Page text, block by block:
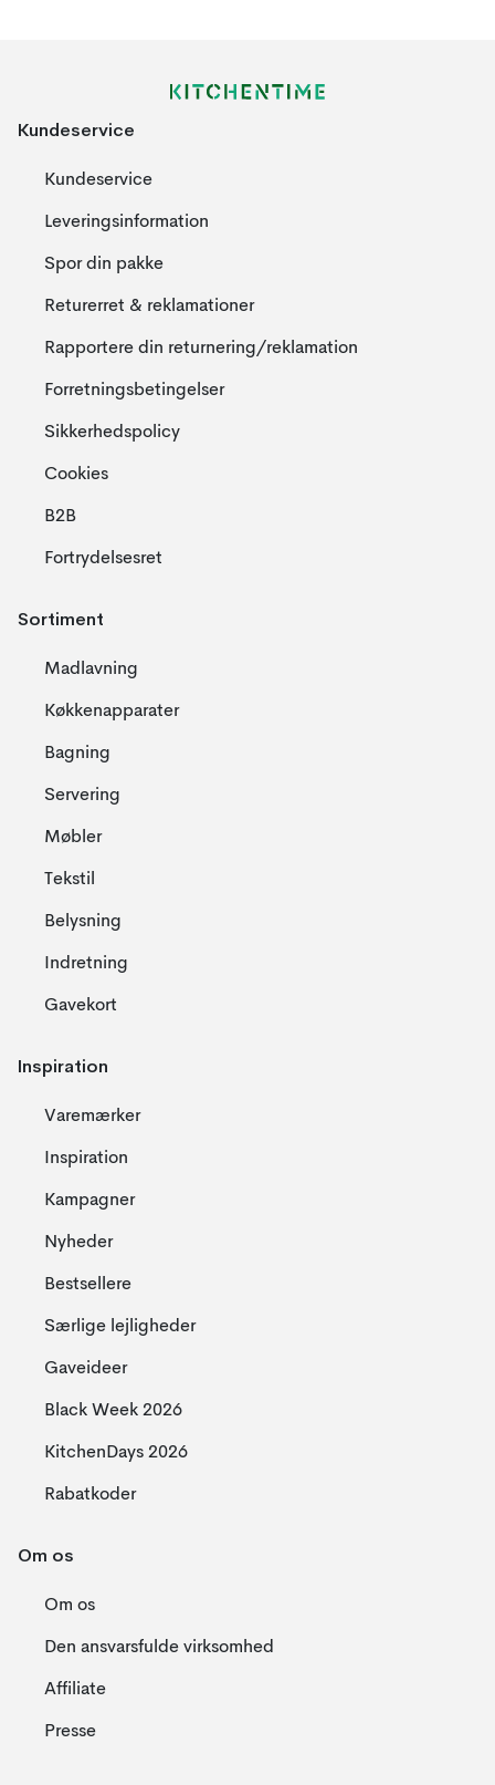
Kundeservice
Kundeservice
Leveringsinformation
Spor din pakke
Returerret & reklamationer
Rapportere din returnering/reklamation
Forretningsbetingelser
Sikkerhedspolicy
Cookies
B2B
Fortrydelsesret
Sortiment
Madlavning
Køkkenapparater
Bagning
Servering
Møbler
Tekstil
Belysning
Indretning
Gavekort
Inspiration
Varemærker
Inspiration
Kampagner
Nyheder
Bestsellere
Særlige lejligheder
Gaveideer
Black Week 2026
KitchenDays 2026
Rabatkoder
Om os
Om os
Den ansvarsfulde virksomhed
Affiliate
Presse